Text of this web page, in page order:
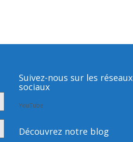
Suivez-nous sur les réseaux
sociaux
YouTube
Découvrez notre blog